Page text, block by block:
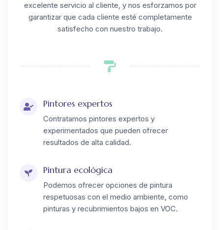
excelente servicio al cliente, y nos esforzamos por
garantizar que cada cliente esté completamente
satisfecho con nuestro trabajo.
Pintores expertos
Contratamos pintores expertos y
experimentados que pueden ofrecer
resultados de alta calidad.
Pintura ecológica
Podemos ofrecer opciones de pintura
respetuosas con el medio ambiente, como
pinturas y recubrimientos bajos en VOC.